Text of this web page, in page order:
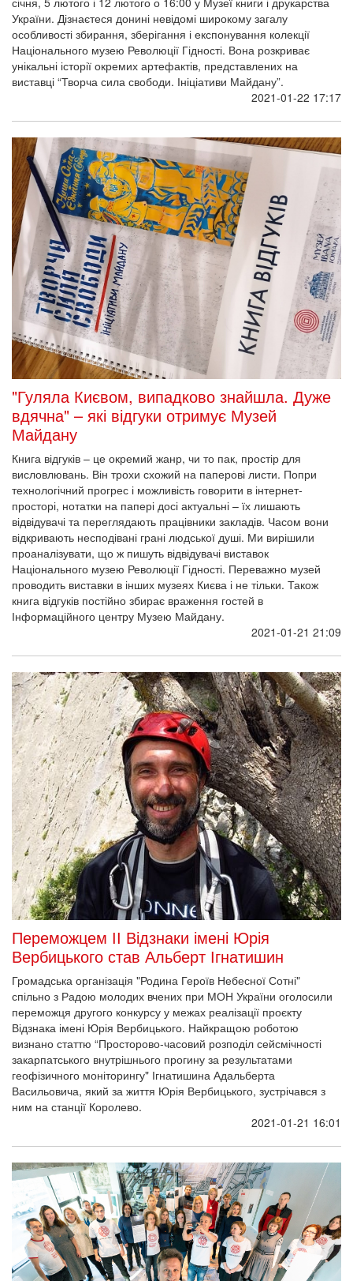
України. Дізнаєтеся донині невідомі широкому загалу
особливості збирання, зберігання і експонування колекції
Національного музею Революції Гідності. Вона розкриває
унікальні історії окремих артефактів, представлених на
виставці “Творча сила свободи. Ініціативи Майдану”.
2021-01-22 17:17
"Гуляла Києвом, випадково знайшла. Дуже
вдячна" – які відгуки отримує Музей
Майдану
Книга відгуків – це окремий жанр, чи то пак, простір для
висловлювань. Він трохи схожий на паперові листи. Попри
технологічний прогрес і можливість говорити в інтернет-
просторі, нотатки на папері досі актуальні – їх лишають
відвідувачі та переглядають працівники закладів. Часом вони
відкривають несподівані грані людської душі. Ми вирішили
проаналізувати, що ж пишуть відвідувачі виставок
Національного музею Революції Гідності. Переважно музей
проводить виставки в інших музеях Києва і не тільки. Також
книга відгуків постійно збирає враження гостей в
Інформаційного центру Музею Майдану.
2021-01-21 21:09
Переможцем ІІ Відзнаки імені Юрія
Вербицького став Альберт Ігнатишин
Громадська організація "Родина Героїв Небесної Сотні"
спільно з Радою молодих вчених при МОН України оголосили
переможця другого конкурсу у межах реалізації проєкту
Відзнака імені Юрія Вербицького. Найкращою роботою
визнано статтю “Просторово-часовий розподіл сейсмічності
закарпатського внутрішнього прогину за результатами
геофізичного моніторингу" Ігнатишина Адальберта
Васильовича, який за життя Юрія Вербицького, зустрічався з
ним на станції Королево.
2021-01-21 16:01